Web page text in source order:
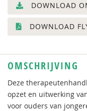
DOWNLOAD
DOWNLOAD
OMSCHRIJVING
Deze
opzet en uitwerking
voor ouders van